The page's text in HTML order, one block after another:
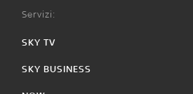
Servizi:
SKY TV
SKY BUSINESS